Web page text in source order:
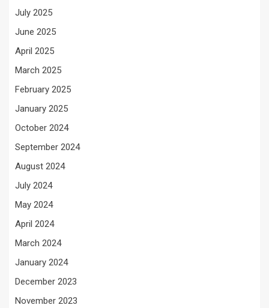
July 2025
June 2025
April 2025
March 2025
February 2025
January 2025
October 2024
September 2024
August 2024
July 2024
May 2024
April 2024
March 2024
January 2024
December 2023
November 2023